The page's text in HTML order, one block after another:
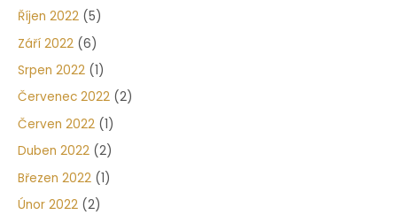
Říjen 2022 (5)
Září 2022 (6)
Srpen 2022 (1)
Červenec 2022 (2)
Červen 2022 (1)
Duben 2022 (2)
Březen 2022 (1)
Únor 2022 (2)